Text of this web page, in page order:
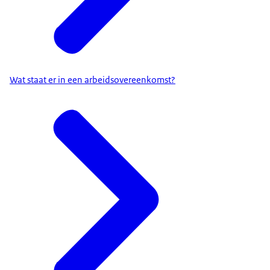
Wat staat er in een arbeidsovereenkomst?